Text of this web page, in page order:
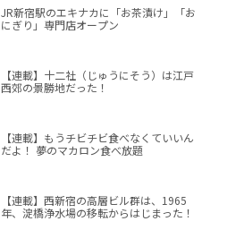
JR新宿駅のエキナカに「お茶漬け」「お
にぎり」専門店オープン
【連載】十二社（じゅうにそう）は江戸
西郊の景勝地だった！
【連載】もうチビチビ食べなくていいん
だよ！ 夢のマカロン食べ放題
【連載】西新宿の高層ビル群は、1965
年、淀橋浄水場の移転からはじまった！